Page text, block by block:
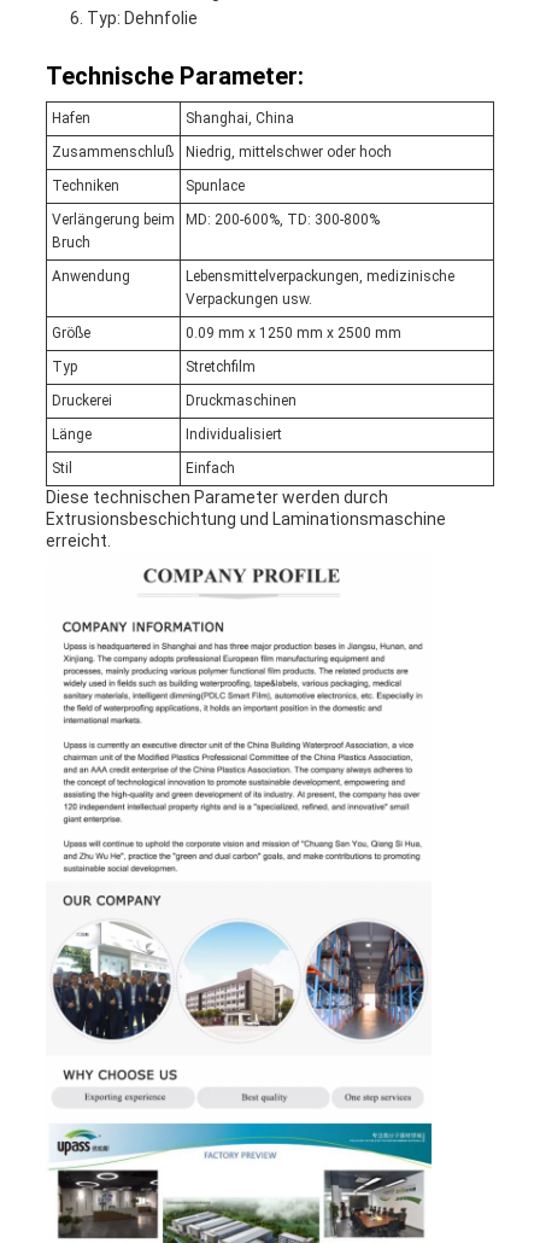
Typ: Dehnfolie
Technische Parameter:
Hafen
Shanghai, China
Zusammenschluß
Niedrig, mittelschwer oder hoch
Techniken
Spunlace
Verlängerung beim
Bruch
MD: 200-600%, TD: 300-800%
Anwendung
Lebensmittelverpackungen, medizinische
Verpackungen usw.
Größe
0.09 mm x 1250 mm x 2500 mm
Typ
Stretchfilm
Druckerei
Druckmaschinen
Länge
Individualisiert
Stil
Einfach
Diese technischen Parameter werden durch
Extrusionsbeschichtung und Laminationsmaschine
erreicht.